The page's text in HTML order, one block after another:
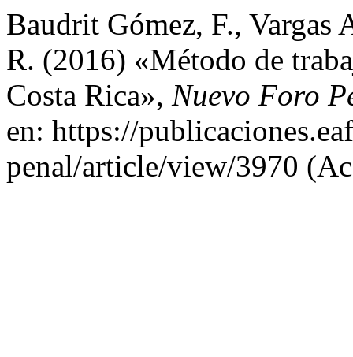
Baudrit Gómez, F.,
R. (2016) «Método de
Costa Rica», Nuevo Foro
en: https://
penal/article/view/3970